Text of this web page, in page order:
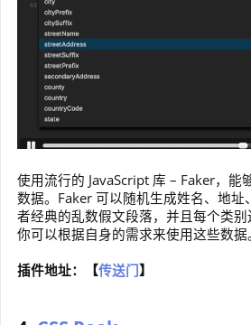
使用流行的 JavaScript 库 – Faker，能
数据。Faker 可以随机生成姓名、地址
者经典的乱数假文段落，并且每个类别
你可以根据自身的需求来使用这些数据。
插件地址：【传送门】